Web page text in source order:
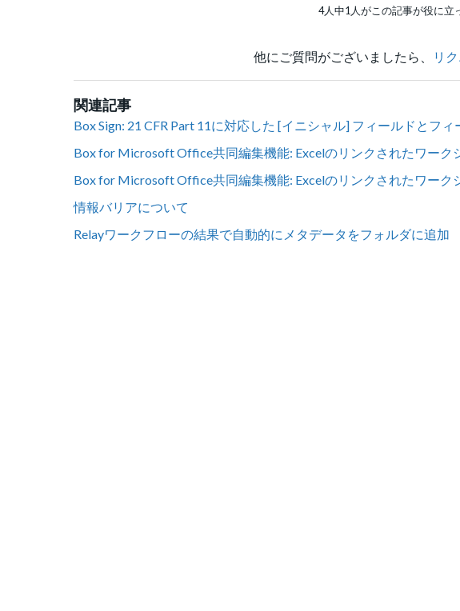
4人中1人がこの記事が役に立
他にご質問がございましたら、 リ
関連記事
Box Sign: 21 CFR Part 11に対応した [イニシャル] フィールドとフ
Box for Microsoft Office共同編集機能: Excelのリンクされたワーク
Box for Microsoft Office共同編集機能: Excelのリンクされたワーク
情報バリアについて
Relayワークフローの結果で自動的にメタデータをフォルダに追加